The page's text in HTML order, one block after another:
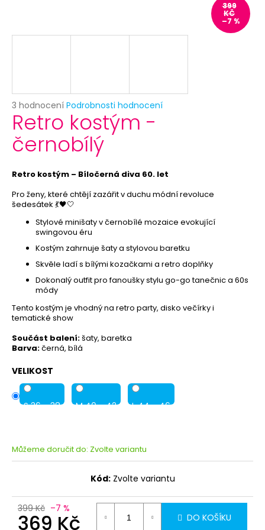
Průměrné
hodnocení
produktu
je
5,0
5
3 hodnocení Podrobnosti hodnocení
Retro kostým -
černobílý
Retro kostým – Bíločerná diva 60. let
Pro ženy, které chtějí zazářit v duchu módní revoluce
šedesátek 💃🖤🤍
Stylové minišaty v černobílé mozaice evokující
swingovou éru
Kostým zahrnuje šaty a stylovou baretku
Skvěle ladí s bílými kozačkami a retro doplňky
Dokonalý outfit pro fanoušky stylu go-go tanečnic a 60s
módy
Tento kostým je vhodný na retro party, disko večírky i
tematické show
Součást balení:šaty, baretka
Barva:černá, bílá
VELIKOST
S 36 - 38 M 40 - 42 L 44 - 46
Můžeme doručit do: Zvolte variantu
Kód: Zvolte variantu
399 Kč –7 %
369 Kč DO KOŠÍKU
399
KČ
–7 %
e
BÍLÝ
VĚJÍŘ
59
Kč